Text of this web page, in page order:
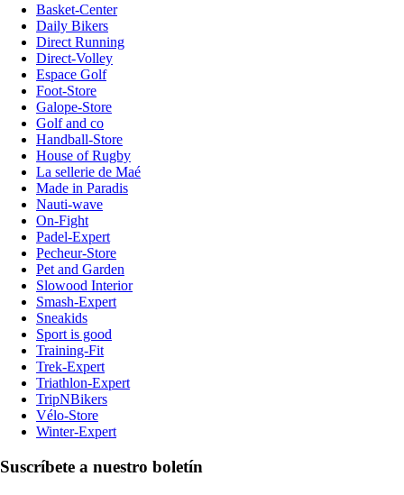
Basket-Center
Daily Bikers
Direct Running
Direct-Volley
Espace Golf
Foot-Store
Galope-Store
Golf and co
Handball-Store
House of Rugby
La sellerie de Maé
Made in Paradis
Nauti-wave
On-Fight
Padel-Expert
Pecheur-Store
Pet and Garden
Slowood Interior
Smash-Expert
Sneakids
Sport is good
Training-Fit
Trek-Expert
Triathlon-Expert
TripNBikers
Vélo-Store
Winter-Expert
Suscríbete a nuestro boletín